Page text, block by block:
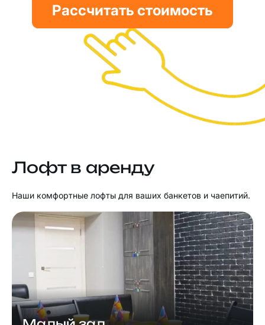
Рассчитать стоимость
Лофт в аренду
Наши комфортные лофты для ваших банкетов и чаепитий.